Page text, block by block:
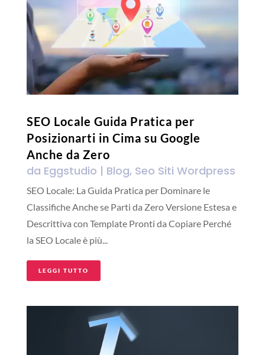
SEO Locale Guida Pratica per
Posizionarti in Cima su Google
Anche da Zero
da Eggstudio | Blog, Seo Siti Wordpress
SEO Locale: La Guida Pratica per Dominare le
Classifiche Anche se Parti da Zero Versione Estesa e
Descrittiva con Template Pronti da Copiare Perché
la SEO Locale è più...
LEGGI TUTTO